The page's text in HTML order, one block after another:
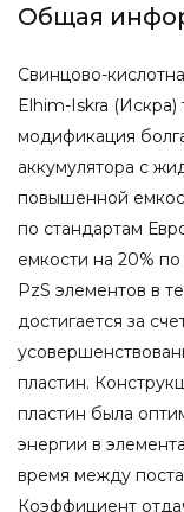
Общая
Свинцово-
Elhim-Iskra
модификация
аккумулятора с
повышенной
по стандартам
емкости на 20%
PzS элементов в
достигается за
пластин.
пластин была
энергии в
время между
Коэффициент